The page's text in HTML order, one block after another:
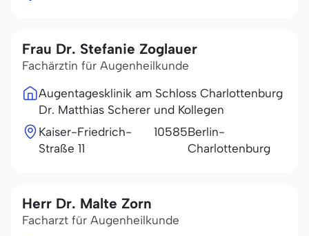
Frau Dr. Stefanie Zoglauer
Fachärztin für Augenheilkunde
Augentagesklinik am Schloss Charlottenburg
Dr. Matthias Scherer und Kollegen
Kaiser-Friedrich-
Straße 11
10585Berlin-
Charlottenburg
Herr Dr. Malte Zorn
Facharzt für Augenheilkunde